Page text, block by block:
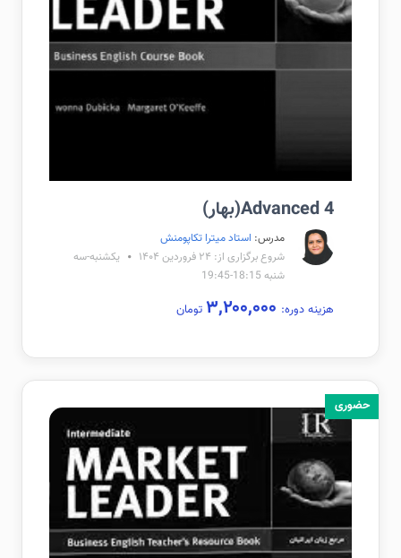
Advanced 4(بهار)
مدرس: استاد میترا تکاپومنش
شروع برگزاری از: ۲۴ فروردین ۱۴۰۴
یکشنبه-سه
شنبه 18:15-19:45
هزینه دوره: تومان
حضوری